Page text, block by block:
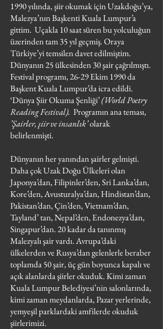
1990 yılında, şiir okumak için Uzakdoğu’ya,
Malezya’nın Başkenti Kuala Lumpur’a
gittim. Uçakla 10 saat süren bu yolculuğun
üzerinden tam 35 yıl geçmiş. Oraya
Türkiye’yi temsilen davet edilmiştim.
Dünyanın 25 ülkesinden 30 şair çağrılmıştı.
Festival programı, 26-29 Ekim 1990 da
Başkent Kuala Lumpur’da icra edildi.
‘Dünya Şiir Okuma Şenliği’(World Poetry
Reading Festival). Programın ana teması,
’Şairler, şiir ve insanlık’olarak
belirlenmişti.
Dünyanın her yanından şairler gelmişti.
Daha çok Uzak Doğu Ülkeleri olan
Japonya’dan, Filipinler’den, Sri Lanka’dan,
Kore’den, Avusturalya’dan, Hindistan’dan,
Pakistan’dan, Çin’den, Vietnam’dan,
Tayland’ tan, Nepal’den, Endonezya’dan,
Singapur’dan. 20 kadar da tanınmış
Malezyalı şair vardı. Avrupa’daki
ülkelerden ve Rusya’dan gelenlerle beraber
toplamda 50 şair, üç gün boyunca kapalı ve
açık alanlarda şiirler okuduk. Kimi zaman
Kuala Lumpur Belediyesi’nin salonlarında,
kimi zaman meydanlarda, Pazar yerlerinde,
yemyeşil parklardaki amfilerde okuduk
şiirlerimizi.